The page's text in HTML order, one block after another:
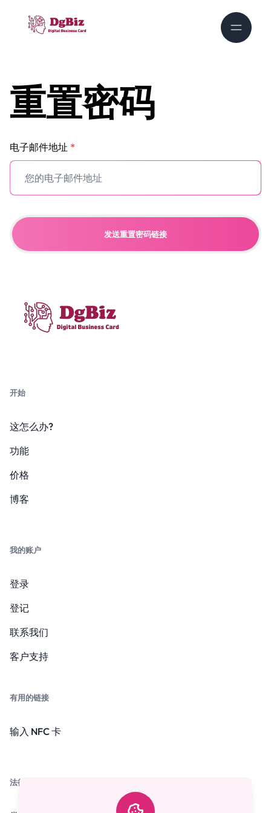
重置密码
电子邮件地址 *
发送重置密码链接
开始
这怎么办?
功能
价格
博客
我的账户
登录
登记
联系我们
客户支持
有用的链接
输入 NFC 卡
法律法规